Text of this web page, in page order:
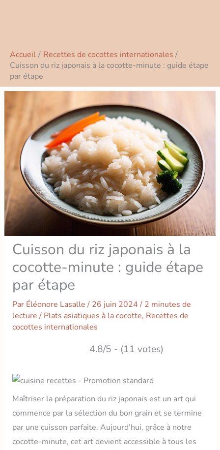
Accueil
Recettes de cocottes internationales
Cuisson du riz japonais à la cocotte-minute : guide étape
par étape
Cuisson du riz japonais à la
cocotte-minute : guide étape
par étape
Par Éléonore Lasalle / 26 juin 2024 / 2 minutes de
lecture / Plats asiatiques à la cocotte, Recettes de
cocottes internationales
4.8/5 - (11 votes)
Maîtriser la préparation du riz japonais est un art qui
commence par la sélection du bon grain et se termine
par une cuisson parfaite. Aujourd’hui, grâce à notre
cocotte-minute, cet art devient accessible à tous les